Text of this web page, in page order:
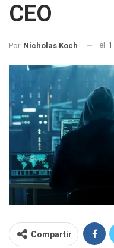
CEO
Por Nicholas Koch el
Compartir